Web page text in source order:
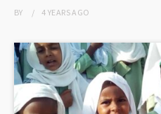
BY 4 YEARSAGO